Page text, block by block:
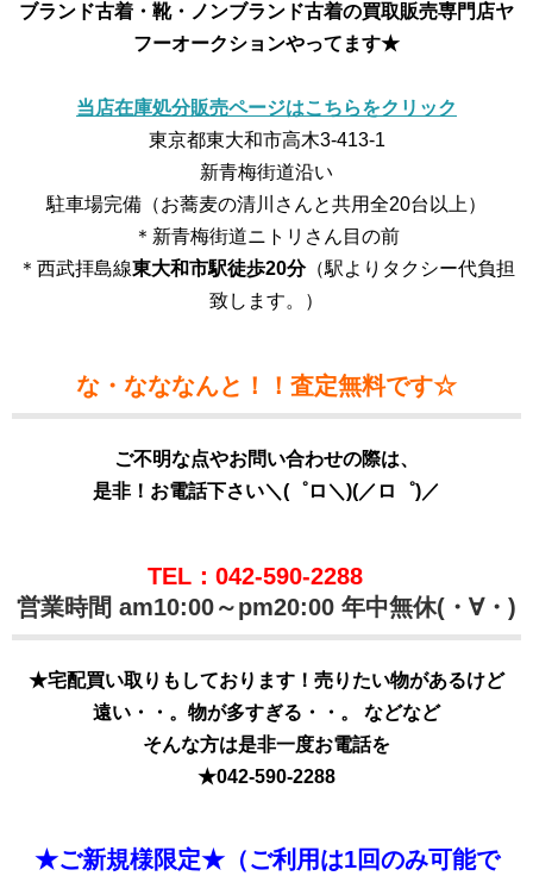
ブランド古着・靴・ノンブランド古着の買取販売専門店ヤ
フーオークションやってます★
当店在庫処分販売ページはこちらをクリック
東京都東大和市高木3-413-1
新青梅街道沿い
駐車場完備（お蕎麦の清川さんと共用全20台以上）
＊新青梅街道ニトリさん目の前
＊西武拝島線東大和市駅徒歩20分（駅よりタクシー代負担
致します。）
な・なななんと！！査定無料です☆
ご不明な点やお問い合わせの際は、
是非！お電話下さい＼(゜ロ＼)(／ロ゜)／
TEL：042-590-2288
営業時間 am10:00～pm20:00 年中無休(・∀・)
★宅配買い取りもしております！売りたい物があるけど
遠い・・。物が多すぎる・・。 などなど
そんな方は是非一度お電話を
★042-590-2288
★ご新規様限定★（ご利用は1回のみ可能で